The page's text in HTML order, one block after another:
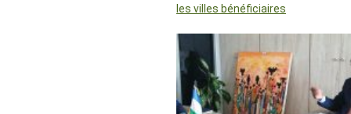
les villes bénéficiaires